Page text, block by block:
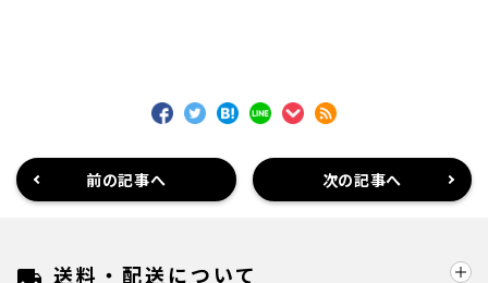
前の記事へ 次の記事へ
送料・配送について